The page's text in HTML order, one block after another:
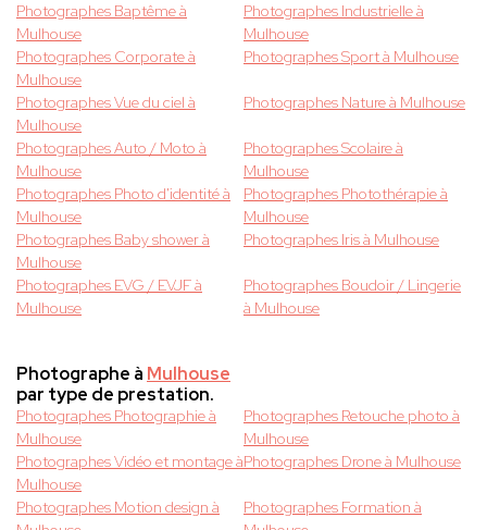
Photographes Baptême à
Mulhouse
Photographes Industrielle à
Mulhouse
Photographes Corporate à
Mulhouse
Photographes Sport à Mulhouse
Photographes Vue du ciel à
Mulhouse
Photographes Nature à Mulhouse
Photographes Auto / Moto à
Mulhouse
Photographes Scolaire à
Mulhouse
Photographes Photo d'identité à
Mulhouse
Photographes Photothérapie à
Mulhouse
Photographes Baby shower à
Mulhouse
Photographes Iris à Mulhouse
Photographes EVG / EVJF à
Mulhouse
Photographes Boudoir / Lingerie
à Mulhouse
Photographe à Mulhouse
par type de prestation.
Photographes Photographie à
Mulhouse
Photographes Retouche photo à
Mulhouse
Photographes Vidéo et montage à
Mulhouse
Photographes Drone à Mulhouse
Photographes Motion design à
Photographes Formation à